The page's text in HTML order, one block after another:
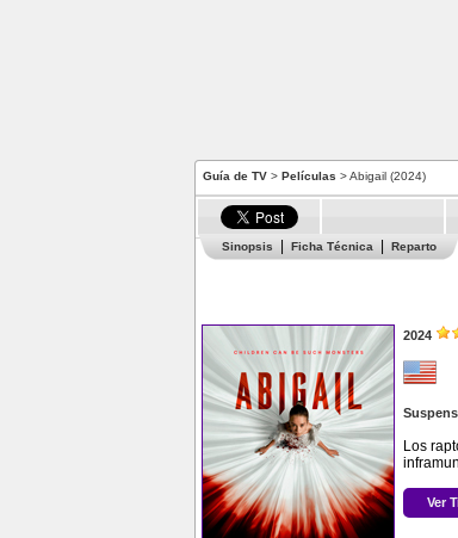
Guía de TV > Películas > Abigail (2024)
Sinopsis Ficha Técnica Reparto
2024
Los
Ver